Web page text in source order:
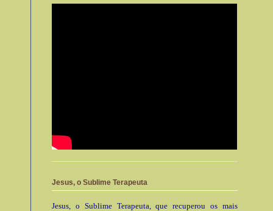
Jesus, o Sublime Terapeuta
Jesus, o Sublime Terapeuta, que recuperou os mais